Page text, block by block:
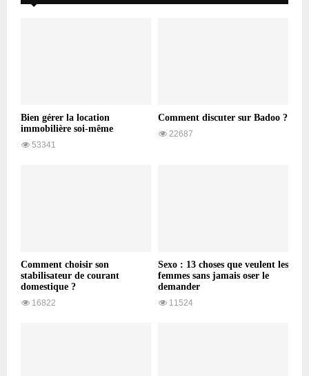
Bien gérer la location
immobilière soi-même
53341
Comment discuter sur Badoo ?
22687
Comment choisir son
stabilisateur de courant
domestique ?
16822
Sexo : 13 choses que veulent les
femmes sans jamais oser le
demander
11524